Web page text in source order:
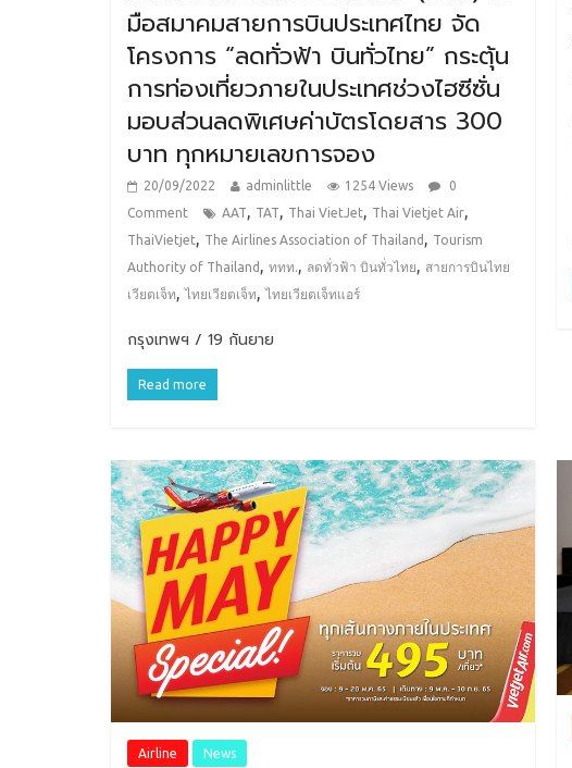
มือสมาคมสายการบินประเทศไทย จัด
โครงการ “ลดทั่วฟ้า บินทั่วไทย” กระตุ้น
การท่องเที่ยวภายในประเทศช่วงไฮซีซั่น
มอบส่วนลดพิเศษค่าบัตรโดยสาร 300
บาท ทุกหมายเลขการจอง
20/09/2022 adminlittle 1254 Views
0
Comment
AAT, TAT, Thai VietJet, Thai Vietjet Air,
ThaiVietjet, The Airlines Association of Thailand , Tourism
Authority of Thailand , ททท., ลดทั่วฟ้า บินทั่วไทย, สายการบินไทย
เวียตเจ็ท,ไทยเวียตเจ็ท,ไทยเวียตเจ็ทแอร์
กรุงเทพฯ / 19 กันยาย
Read more
Airline News